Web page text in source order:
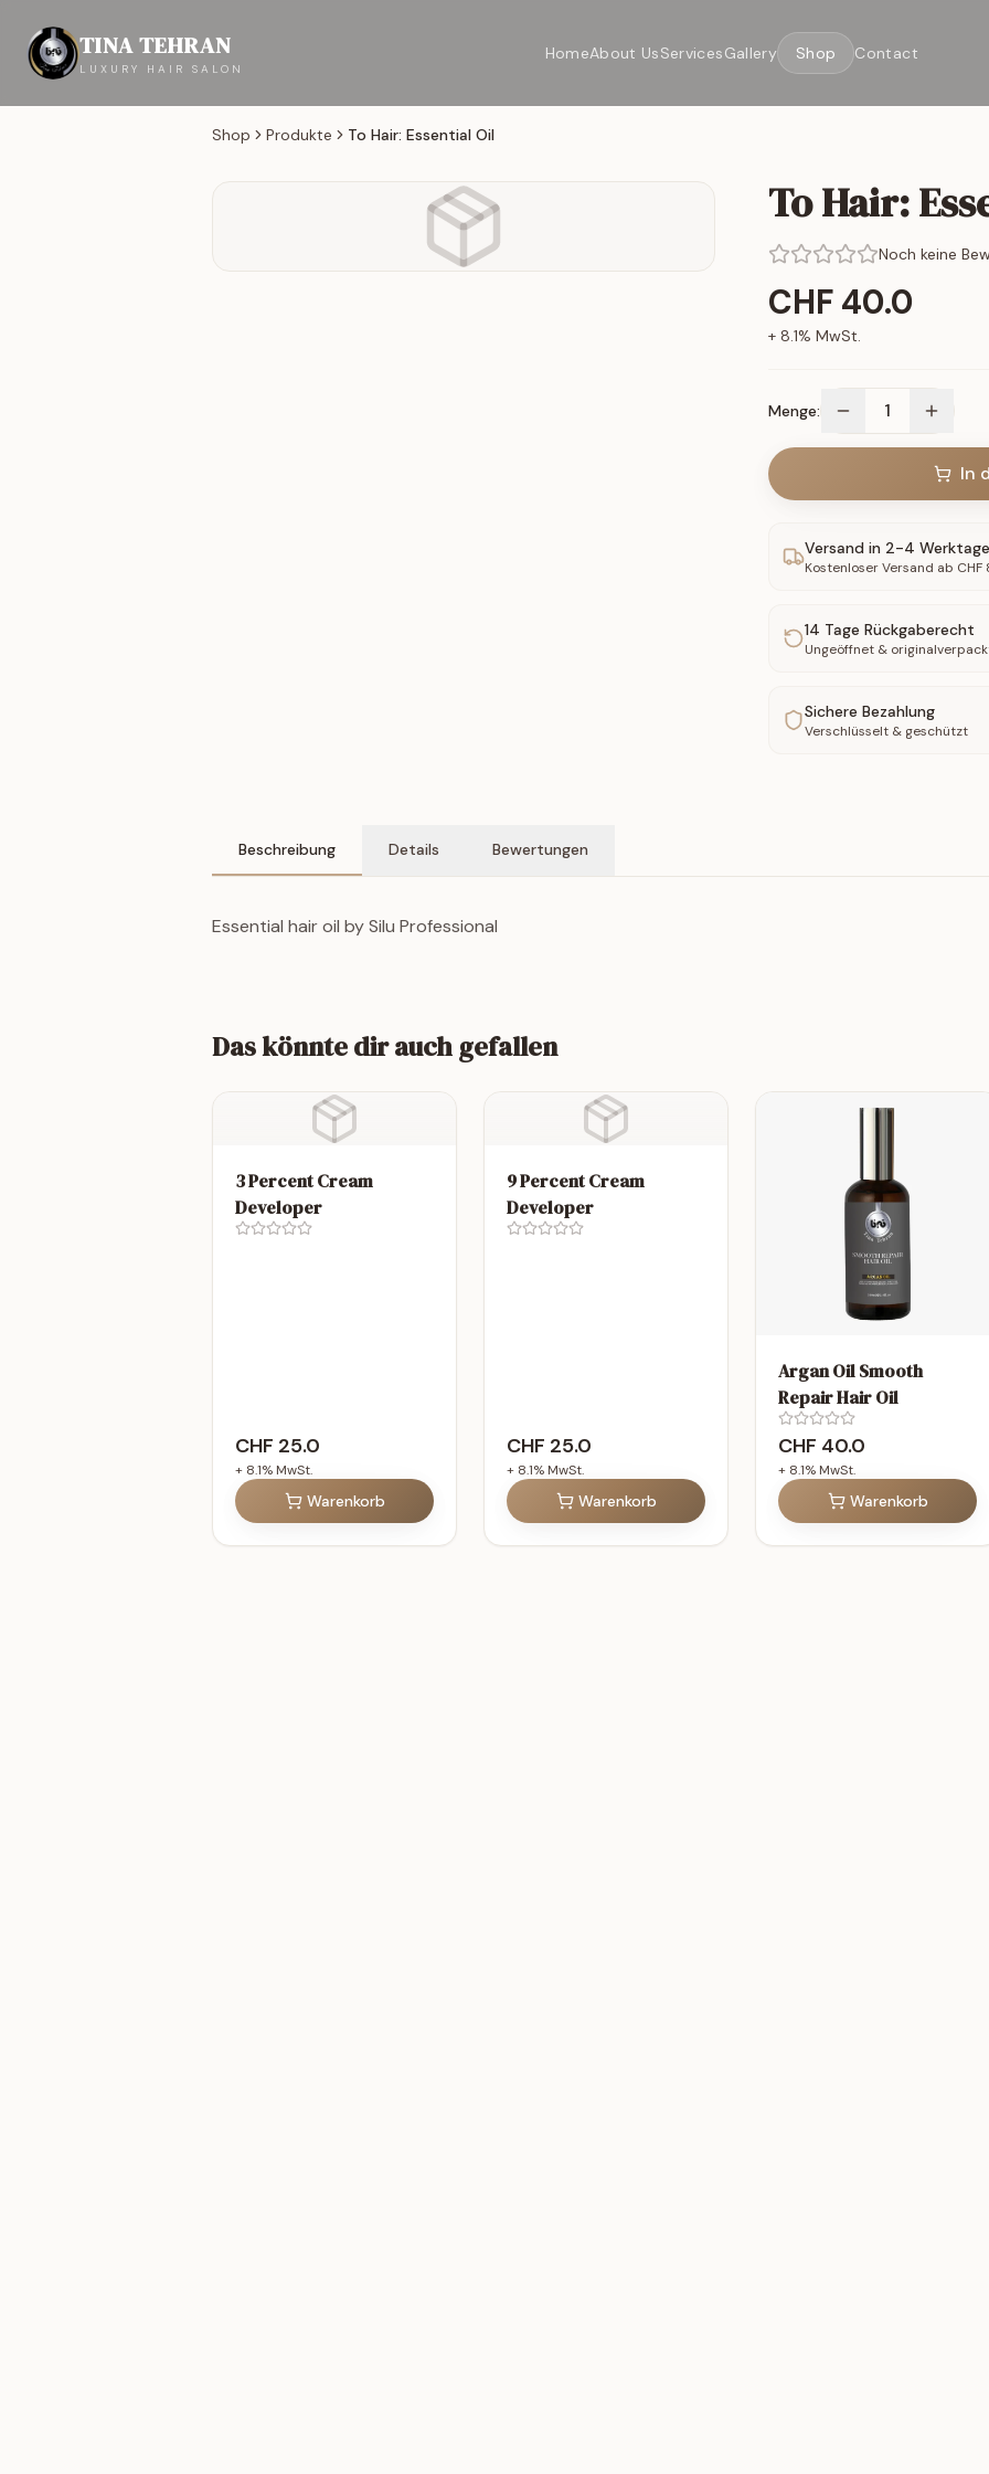
TINA TEHRAN
LUXURY HAIR SALON
HomeAbout UsServicesGallery Shop Contact
Shop Produkte To Hair: Essential Oil
To Hair:
Noch keine
CHF 40.0
+ 8.1% MwSt.
Menge: 1
In
Versand in 2-4
Kostenloser Versand ab CHF
14 Tage Rückgaberecht
Ungeöffnet &
Sichere Bezahlung
Verschlüsselt & geschützt
Beschreibung Details Bewertungen
Essential hair oil by Silu Professional
Das könnte dir auch gefallen
3 Percent Cream
Developer
CHF 25.0
+ 8.1% MwSt.
Warenkorb
9 Percent Cream
Developer
CHF 25.0
+ 8.1% MwSt.
Warenkorb
Argan Oil Smooth
Repair Hair Oil
CHF 40.0
+ 8.1% MwSt.
Warenkorb